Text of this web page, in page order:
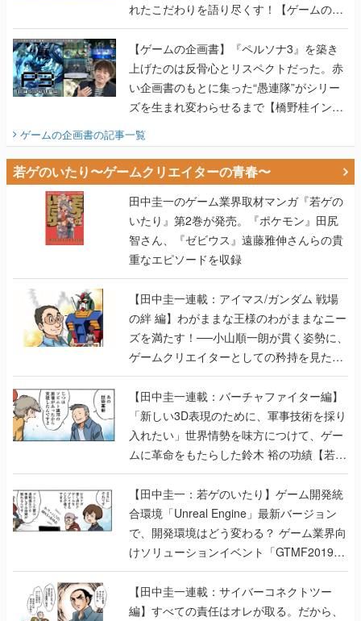
れたこだわりを語り尽くす！【ゲームの企
画書】
【ゲームの企画書】『ペルソナ3』を築き
上げたのは反骨心とリスペクトだった。赤
い企画書のもとに集った“愚連隊”がシリー
ズを生まれ変わらせるまで【橋野桂インタ
ビュー】
ゲームの企画書の記事一覧
若ゲのいたり〜ゲームクリエイターの青春〜
田中圭一のゲーム業界取材マンガ『若ゲの
いたり』第2巻が発売。『ポケモン』田尻
智さん、『ゼビウス』遠藤雅伸さんらの貴
重なエピソードを収録
【田中圭一連載：アイマス/ガンダム 戦場
の絆 編】わがままな王様のわがままなニー
ズを満たす！──小山順一朗が貫く姿勢に、
ゲームクリエイターとしての矜持を見た
【若ゲのいたり最終回】
【田中圭一連載：バーチャファイター編】
「新しい3D表現のために、軍事技術を採り
入れたい」世界情勢を味方につけて、ゲー
ムに革命をもたらした鈴木 裕の功績【若ゲ
のいたり】
【田中圭一：若ゲのいたり】ゲーム開発統
合環境「Unreal Engine」最新バージョン
で、開発環境はどう変わる？ ゲーム業界向
けソリューションイベント「GTMF2019」
に行って、より理解を深めよう【PR】
【田中圭一連載：サイバーコネクトツー
編】すべての責任はオレが取る。だから、